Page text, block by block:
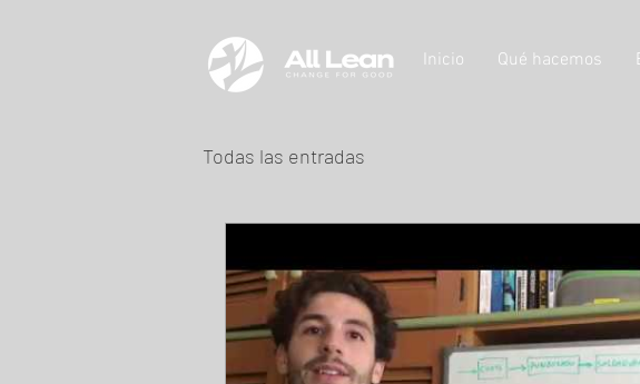
Inicio Qué hacemos
Todas las entradas